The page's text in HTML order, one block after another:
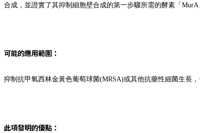
合成，並證實了其抑制細胞壁合成的第一步驟所需的酵素「
可能的應用範圍：
抑制抗甲氧西林金黃色葡萄球菌(MRSA)或其他抗藥性細菌生長
此項發明的優點：